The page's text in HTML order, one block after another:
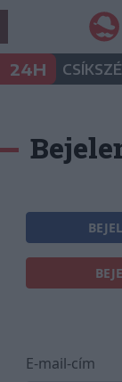
24H
E-mail-cím